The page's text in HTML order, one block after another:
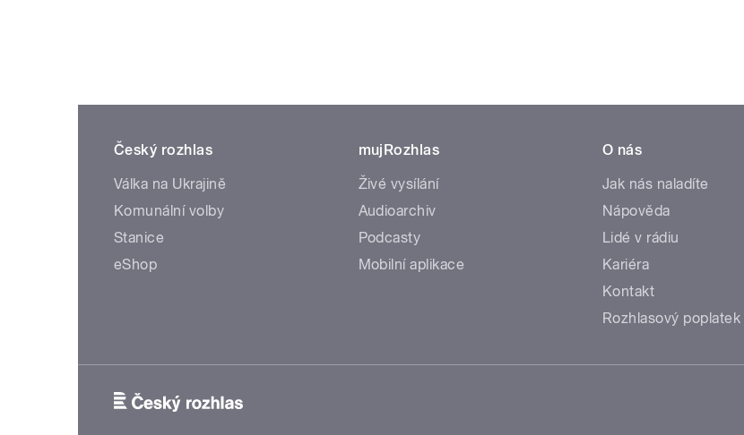
Český rozhlas
Válka na Ukrajině
Komunální volby
Stanice
eShop
mujRozhlas
Živé vysílání
Audioarchiv
Podcasty
Mobilní aplikace
O nás
Jak nás naladíte
Nápověda
Lidé v rádiu
Kariéra
Kontakt
Rozhlasový poplatek